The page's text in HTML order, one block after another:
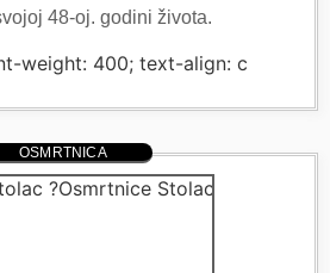
48-oj. godini života.
weight: 400; text-align: c
OSMRTNICA